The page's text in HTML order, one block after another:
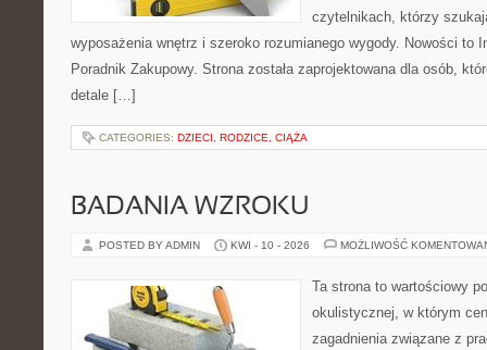
czytelnikach, którzy
wyposażenia wnętrz i szeroko rozumianego wygody. Nowości to
Poradnik Zakupowy. Strona została zaprojektowana dla osób,
detale […]
CATEGORIES: DZIECI, RODZICE, CIĄŻA
BADANIA WZROKU
POSTED BY ADMIN KWI - 10 - 2026 MOŻLIWOŚĆ
Ta strona to wartościowy
okulistycznej, w którym
zagadnienia związane z